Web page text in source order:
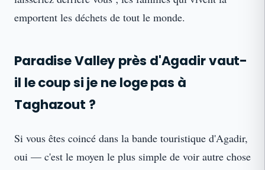
emportent les déchets de tout le monde.
Paradise Valley près d'Agadir vaut-
il le coup si je ne loge pas à
Taghazout ?
Si vous êtes coincé dans la bande touristique d'Agadir,
oui — c'est le moyen le plus simple de voir autre chose